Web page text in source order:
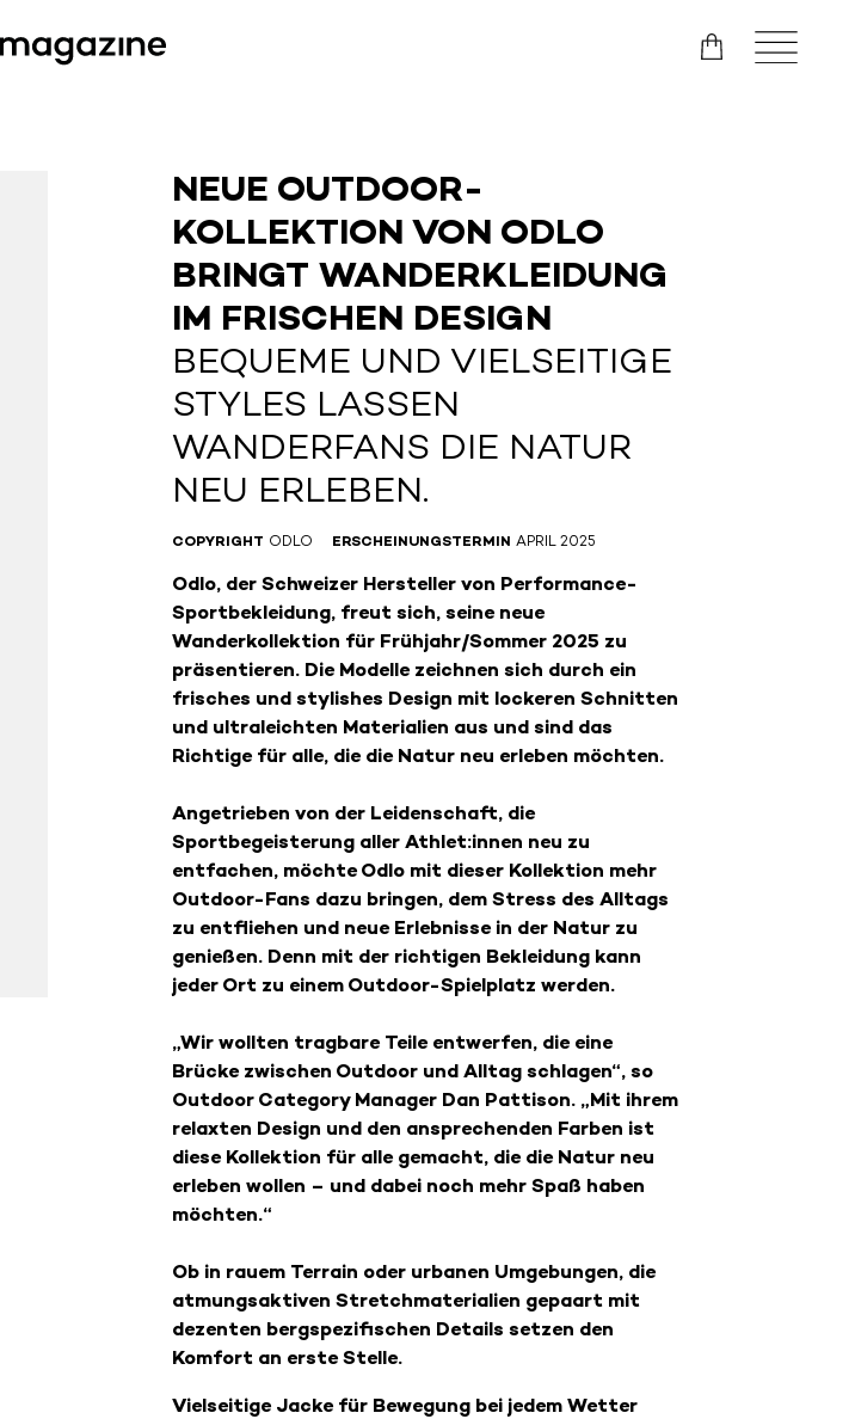
NEUE OUTDOOR-
KOLLEKTION VON ODLO
BRINGT WANDERKLEIDUNG
IM FRISCHEN DESIGN
BEQUEME UND VIELSEITIGE
STYLES LASSEN
WANDERFANS DIE NATUR
NEU ERLEBEN.
COPYRIGHT ODLO ERSCHEINUNGSTERMIN APRIL 2025
Odlo, der Schweizer Hersteller von Performance-
Sportbekleidung, freut sich, seine neue
Wanderkollektion für Frühjahr/Sommer 2025 zu
präsentieren. Die Modelle zeichnen sich durch ein
frisches und stylishes Design mit lockeren Schnitten
und ultraleichten Materialien aus und sind das
Richtige für alle, die die Natur neu erleben möchten.
Angetrieben von der Leidenschaft, die
Sportbegeisterung aller Athlet:innen neu zu
entfachen, möchte Odlo mit dieser Kollektion mehr
Outdoor-Fans dazu bringen, dem Stress des Alltags
zu entfliehen und neue Erlebnisse in der Natur zu
genießen. Denn mit der richtigen Bekleidung kann
jeder Ort zu einem Outdoor-Spielplatz werden.
„Wir wollten tragbare Teile entwerfen, die eine
Brücke zwischen Outdoor und Alltag schlagen“, so
Outdoor Category Manager Dan Pattison. „Mit ihrem
relaxten Design und den ansprechenden Farben ist
diese Kollektion für alle gemacht, die die Natur neu
erleben wollen – und dabei noch mehr Spaß haben
möchten.“
Ob in rauem Terrain oder urbanen Umgebungen, die
atmungsaktiven Stretchmaterialien gepaart mit
dezenten bergspezifischen Details setzen den
Komfort an erste Stelle.
Vielseitige Jacke für Bewegung bei jedem Wetter